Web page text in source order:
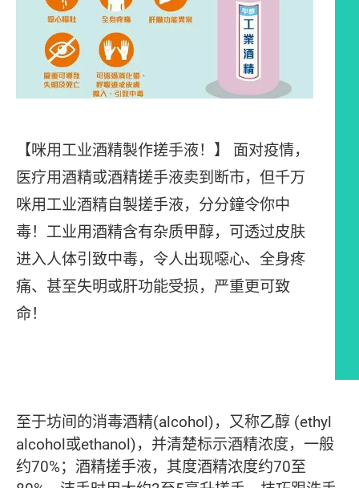
【咪用工业酒精製作搓手液！】 面对疫情，
医疗用酒精或酒精搓手液卖到断市，但千万
咪用工业酒精自製搓手液，分分鐘令你中
毒！工业用酒精含有杂质甲醇，可透过皮肤
进入人体引致中毒，令人出现噁心、全身疼
痛、甚至失明或肝功能受损，严重更可致
命！
至于坊间的消毒酒精(alcohol)，又称乙醇 (ethyl
alcohol或ethanol)，并清楚标示酒精浓度，一般
约70%；酒精搓手液，其度酒精浓度约70至